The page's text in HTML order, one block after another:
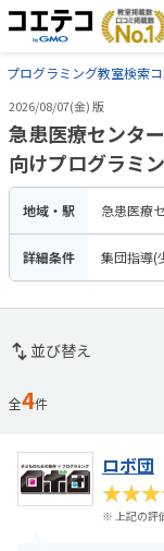
プログラミング教室検索
2026/08/07(金) 版
急患医療センタ
向けプログラミ
地域・駅 急患医療
詳細条件 集団指導(
並び替え
全4件
ロボ団
※ 上記の評